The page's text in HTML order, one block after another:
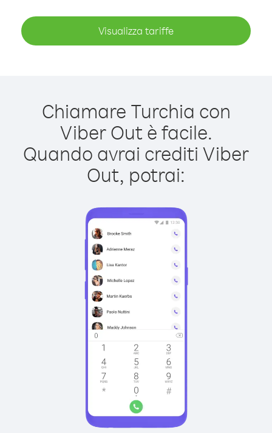
Visualizza tariffe
Chiamare Turchia con
Viber Out è facile.
Quando avrai crediti Viber
Out, potrai: